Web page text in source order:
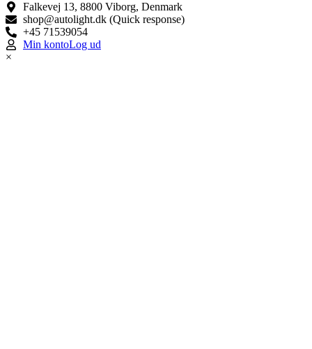
Falkevej 13, 8800 Viborg, Denmark
shop@autolight.dk (Quick response)
+45 71539054
Min kontoLog ud
×